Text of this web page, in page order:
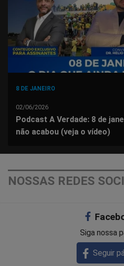
8 DE JANEIRO
02/06/2026
Podcast A Verdade: 8 de
não acabou (veja o vídeo)
NOSSAS REDES
Siga nossa
Seguir